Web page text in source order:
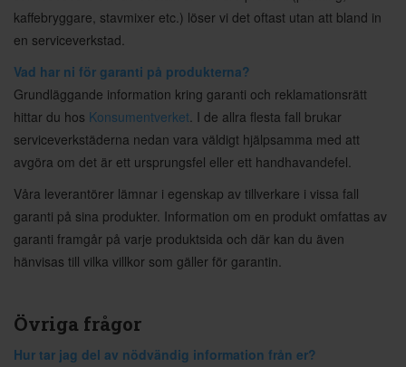
kaffebryggare, stavmixer etc.) löser vi det oftast utan att bland in
en serviceverkstad.
Vad har ni för garanti på produkterna?
Grundläggande information kring garanti och reklamationsrätt
hittar du hos Konsumentverket. I de allra flesta fall brukar
serviceverkstäderna nedan vara väldigt hjälpsamma med att
avgöra om det är ett ursprungsfel eller ett handhavandefel.
Våra leverantörer lämnar i egenskap av tillverkare i vissa fall
garanti på sina produkter. Information om en produkt omfattas av
garanti framgår på varje produktsida och där kan du även
hänvisas till vilka villkor som gäller för garantin.
Övriga frågor
Hur tar jag del av nödvändig information från er?